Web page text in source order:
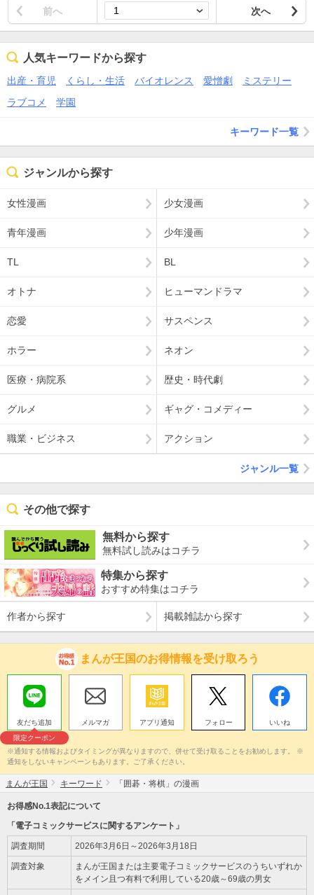
前へ 次へ
人気キーワードから探す
出産・育児 くらし・生活 バイオレンス 愛憎劇
ミステリー
ラブコメ
学園
キーワード一覧
ジャンルから探す
女性漫画 少女漫画
青年漫画 少年漫画
TL BL
オトナ ヒューマンドラマ
恋愛 サスペンス
ホラー ネオン
医療・病院系 歴史・時代劇
グルメ ギャグ・コメディー
職業・ビジネス アクション
ジャンル一覧
その他で探す
無料から探す
無料試し読みはコチラ
特集から探す
おすすめ特集はコチラ
作者から探す 掲載雑誌から探す
まんが王国のお得情報を受け取ろう
友だち追加
限定クーポン
メルマガ アプリ通知 フォロー いいね
※通知する情報およびタイミングが異なりますので、併せて受け取ることをお勧めします。 ※
通知をしないキャンペーンもあります。ご了承ください。
まんが王国 キーワード 「囲碁・将棋」の漫画
お得感No.1表記について
「電子コミックサービスに関するアンケート」
調査期間 2026年3月6日～2026年3月18日
調査対象
まんが王国または主要電子コミックサービスのうちいずれか
をメイン且つ有料で利用している20歳～69歳の男女